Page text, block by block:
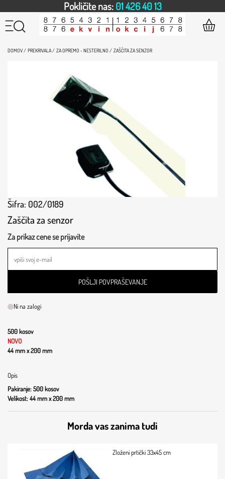
Pokličite nas:01 426 40 13
DOMOV / PREKRIVALA / ZA OPREMO - NESTERILNO / ZAŠČITA ZA SENZOR
Šifra: 002/0189
Zaščita za senzor
Za prikaz cene se prijavite
POŠLJI POVPRAŠEVANJE
Ni na zalogi
500 kosov
NOVO
44 mm x 200 mm
Opis
Pakiranje: 500 kosov
Velikost: 44 mm x 200 mm
Morda vas zanima tudi
Zloženi prtički 33x45 cm